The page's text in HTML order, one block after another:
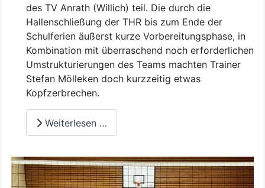
des TV Anrath (Willich) teil. Die durch die
Hallenschließung der THR bis zum Ende der
Schulferien äußerst kurze Vorbereitungsphase, in
Kombination mit überraschend noch erforderlichen
Umstrukturierungen des Teams machten Trainer
Stefan Mölleken doch kurzzeitig etwas
Kopfzerbrechen.
Weiterlesen …